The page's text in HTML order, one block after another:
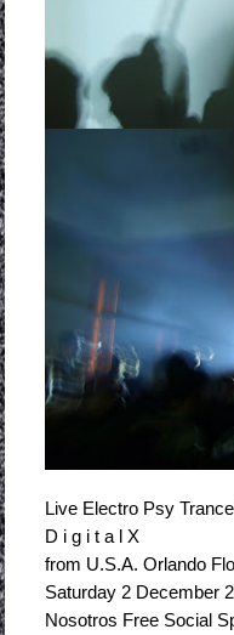
Live Electro Psy
D i g i t a l X
from U.S.A. Orlando
Saturday 2 December
Nosotros Free Social